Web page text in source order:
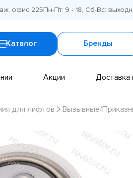
офис 225Пн-Пт: 9 - 18, Сб-Вс:
Каталог Бренды
Акции Доставка
для лифтов Вызывные/